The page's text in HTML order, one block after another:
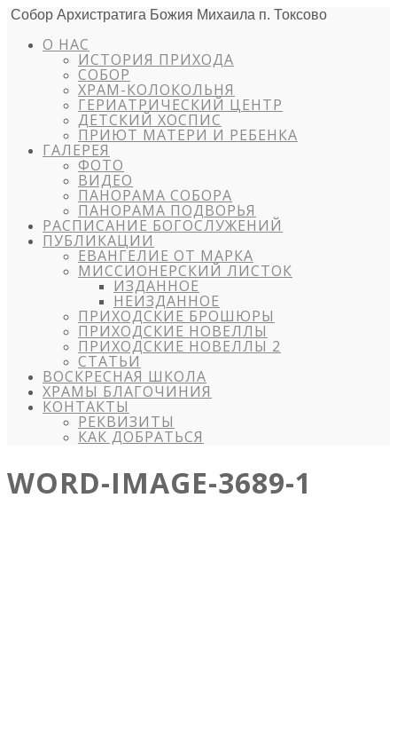
Собор Архистратига Божия Михаила п. Токсово
О НАС
ИСТОРИЯ ПРИХОДА
СОБОР
ХРАМ-КОЛОКОЛЬНЯ
ГЕРИАТРИЧЕСКИЙ ЦЕНТР
ДЕТСКИЙ ХОСПИС
ПРИЮТ МАТЕРИ И РЕБЕНКА
ГАЛЕРЕЯ
ФОТО
ВИДЕО
ПАНОРАМА СОБОРА
ПАНОРАМА ПОДВОРЬЯ
РАСПИСАНИЕ БОГОСЛУЖЕНИЙ
ПУБЛИКАЦИИ
ЕВАНГЕЛИЕ ОТ МАРКА
МИССИОНЕРСКИЙ ЛИСТОК
ИЗДАННОЕ
НЕИЗДАННОЕ
ПРИХОДСКИЕ БРОШЮРЫ
ПРИХОДСКИЕ НОВЕЛЛЫ
ПРИХОДСКИЕ НОВЕЛЛЫ 2
СТАТЬИ
ВОСКРЕСНАЯ ШКОЛА
ХРАМЫ БЛАГОЧИНИЯ
КОНТАКТЫ
РЕКВИЗИТЫ
КАК ДОБРАТЬСЯ
WORD-IMAGE-3689-1